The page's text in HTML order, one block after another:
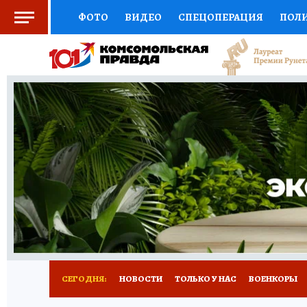
ФОТО ВИДЕО СПЕЦОПЕРАЦИЯ
СОЦПОДДЕРЖКА НАУКА СПЕЦПРОЕКТЫ
НАЦИОНАЛЬНЫЕ ПРОЕКТЫ РОССИИ
ЖЕНСКИЕ СЕКРЕТЫ ПУТЕВОДИТЕЛЬ
ДЕФИЦИТ ЖЕЛЕЗА ПРЕСС-ЦЕНТР
РЕКЛАМА ТЕСТЫ НОВОЕ НА САЙТЕ
СЕГОДНЯ: НОВОСТИ ТОЛЬКО У НАС ВОЕНКОРЫ